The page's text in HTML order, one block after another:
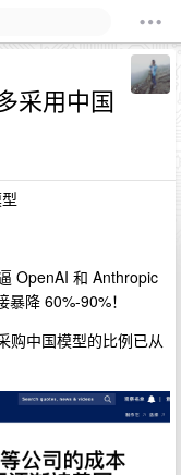
采用中国
OpenAI 和 Anthropic
降 60%-90%！
购中国模型的比例已从